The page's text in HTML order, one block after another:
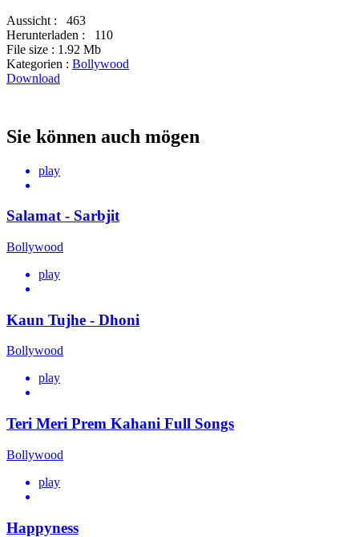
Aussicht :
463
Herunterladen :
110
File size : 1.92 Mb
Kategorien : Bollywood
Download
Sie können auch mögen
play
Salamat - Sarbjit
Bollywood
play
Kaun Tujhe - Dhoni
Bollywood
play
Teri Meri Prem Kahani Full Songs
Bollywood
play
Happyness